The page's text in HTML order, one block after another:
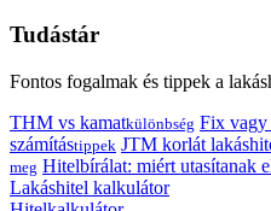
Tudástár
Fontos fogalmak és tippek a
THM vs kamatkülönbség Fix vagy
számítástippek JTM korlát
meg Hitelbírálat: miért utasítanak
Lakáshitel kalkulátor